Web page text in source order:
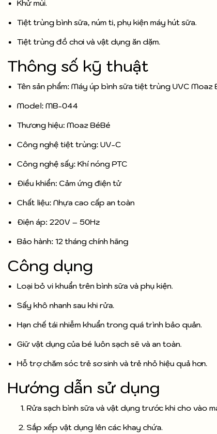
Khử mùi.
Tiệt trùng bình sữa, núm ti, phụ kiện máy hút sữa.
Tiệt trùng đồ chơi và vật dụng ăn dặm.
Thông số kỹ thuật
Tên sản phẩm: Máy úp bình sữa tiệt trùng UVC Moaz
Model: MB-044
Thương hiệu: Moaz BéBé
Công nghệ tiệt trùng: UV-C
Công nghệ sấy: Khí nóng PTC
Điều khiển: Cảm ứng điện tử
Chất liệu: Nhựa cao cấp an toàn
Điện áp: 220V – 50Hz
Bảo hành: 12 tháng chính hãng
Công dụng
Loại bỏ vi khuẩn trên bình sữa và phụ kiện.
Sấy khô nhanh sau khi rửa.
Hạn chế tái nhiễm khuẩn trong quá trình bảo quản.
Giữ vật dụng của bé luôn sạch sẽ và an toàn.
Hỗ trợ chăm sóc trẻ sơ sinh và trẻ nhỏ hiệu quả hơn.
Hướng dẫn sử dụng
Rửa sạch bình sữa và vật dụng trước khi cho vào
Sắp xếp vật dụng lên các khay chứa.